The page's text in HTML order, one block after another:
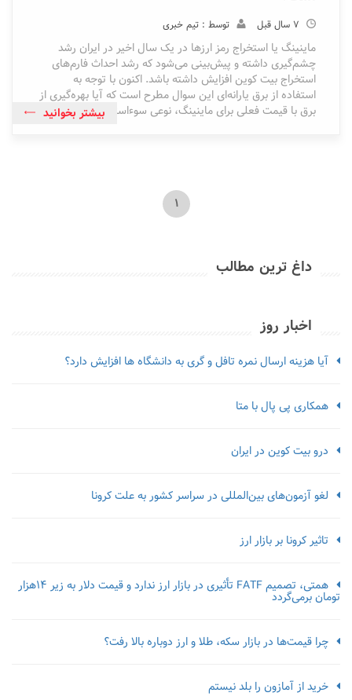
7 سال قبل توسط : تیم خبری
ماینینگ یا استخراج رمز ارزها در یک سال اخیر در ایران رشد
چشم‌گیری داشته و پیش‌بینی می‌شود که رشد احداث فارم‌های
استخراج بیت کوین افزایش داشته باشد. اکنون با توجه به
استفاده از برق یارانه‌ای این سوال مطرح است که آیا بهره‌گیری از
برق با قیمت فعلی برای ماینینگ، نوعی سوءاستفاده است؟
بیشتر بخوانید
1
داغ ترین مطالب
اخبار روز
آیا هزینه ارسال نمره تافل و گری به دانشگاه ها افزایش دارد؟
همکاری پی پال با متا
درو بیت کوین در ایران
لغو آزمون‌‌های بین‌المللی در سراسر کشور به علت کرونا
تاثیر کرونا بر بازار ارز
همتی، تصمیم FATF تأثیری در بازار ارز ندارد و قیمت دلار به زیر ۱۴هزار
تومان برمی‌گردد
چرا قیمت‌ها در بازار سکه، طلا و ارز دوباره بالا رفت؟
خرید از آمازون را بلد نیستم